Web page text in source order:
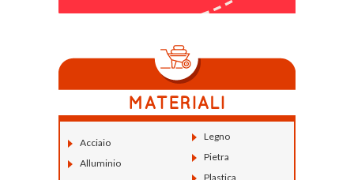
Acciaio
Alluminio
Legno
Pietra
Plastica